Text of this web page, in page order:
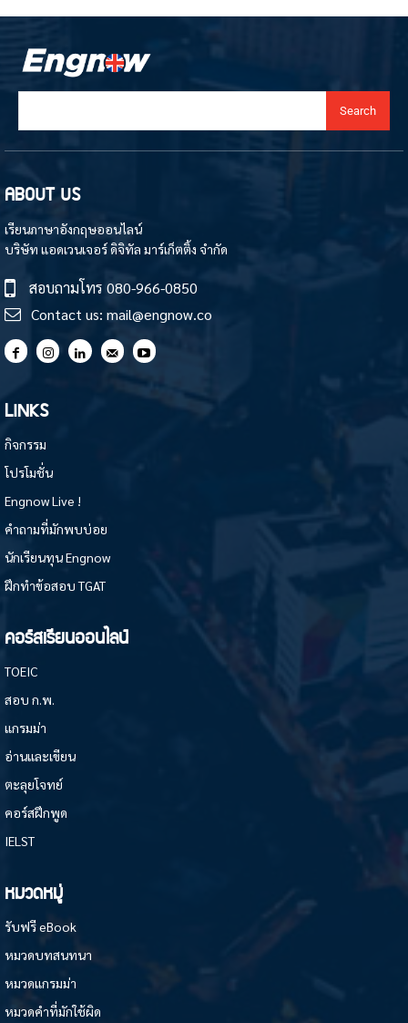
Search
ABOUT US
เรียนภาษาอังกฤษออนไลน์
บริษัท แอดเวนเจอร์ ดิจิทัล มาร์เก็ตติ้ง จำกัด
สอบถามโทร 080-966-0850
Contact us: mail@engnow.co
LINKS
กิจกรรม
โปรโมชั่น
Engnow Live !
คำถามที่มักพบบ่อย
นักเรียนทุน Engnow
ฝึกทำข้อสอบ TGAT
คอร์สเรียนออนไลน์
TOEIC
สอบ ก.พ.
แกรมม่า
อ่านและเขียน
ตะลุยโจทย์
คอร์สฝึกพูด
IELST
หมวดหมู่
รับฟรี eBook
หมวดบทสนทนา
หมวดแกรมม่า
หมวดคำที่มักใช้ผิด